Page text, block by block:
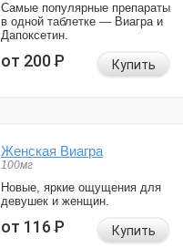
Самые популярные препараты
в одной таблетке — Виагра и
Дапоксетин.
от 200Р Купить
Женская Виагра
100мг
Новые, яркие ощущения для
девушек и женщин.
от 116Р Купить